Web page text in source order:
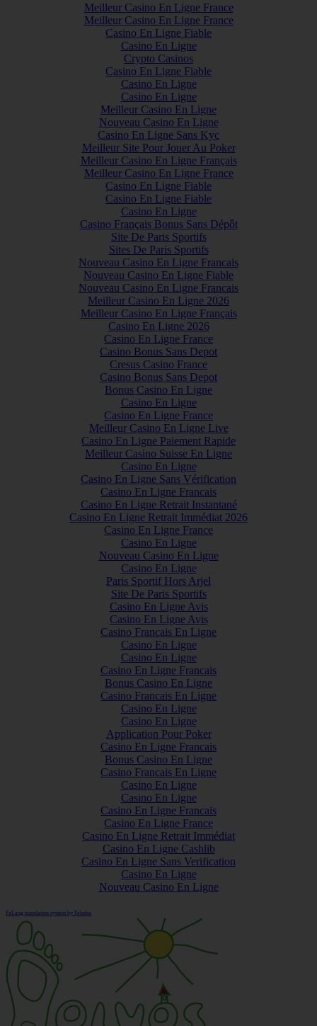
Meilleur Casino En Ligne France
Meilleur Casino En Ligne France
Casino En Ligne Fiable
Casino En Ligne
Crypto Casinos
Casino En Ligne Fiable
Casino En Ligne
Casino En Ligne
Meilleur Casino En Ligne
Nouveau Casino En Ligne
Casino En Ligne Sans Kyc
Meilleur Site Pour Jouer Au Poker
Meilleur Casino En Ligne Français
Meilleur Casino En Ligne France
Casino En Ligne Fiable
Casino En Ligne Fiable
Casino En Ligne
Casino Français Bonus Sans Dépôt
Site De Paris Sportifs
Sites De Paris Sportifs
Nouveau Casino En Ligne Francais
Nouveau Casino En Ligne Fiable
Nouveau Casino En Ligne Francais
Meilleur Casino En Ligne 2026
Meilleur Casino En Ligne Français
Casino En Ligne 2026
Casino En Ligne France
Casino Bonus Sans Depot
Cresus Casino France
Casino Bonus Sans Depot
Bonus Casino En Ligne
Casino En Ligne
Casino En Ligne France
Meilleur Casino En Ligne Live
Casino En Ligne Paiement Rapide
Meilleur Casino Suisse En Ligne
Casino En Ligne
Casino En Ligne Sans Vérification
Casino En Ligne Francais
Casino En Ligne Retrait Instantané
Casino En Ligne Retrait Immédiat 2026
Casino En Ligne France
Casino En Ligne
Nouveau Casino En Ligne
Casino En Ligne
Paris Sportif Hors Arjel
Site De Paris Sportifs
Casino En Ligne Avis
Casino En Ligne Avis
Casino Francais En Ligne
Casino En Ligne
Casino En Ligne
Casino En Ligne Francais
Bonus Casino En Ligne
Casino Francais En Ligne
Casino En Ligne
Casino En Ligne
Application Pour Poker
Casino En Ligne Francais
Bonus Casino En Ligne
Casino Francais En Ligne
Casino En Ligne
Casino En Ligne
Casino En Ligne Francais
Casino En Ligne France
Casino En Ligne Retrait Immédiat
Casino En Ligne Cashlib
Casino En Ligne Sans Verification
Casino En Ligne
Nouveau Casino En Ligne
FaLang translation system by Faboba